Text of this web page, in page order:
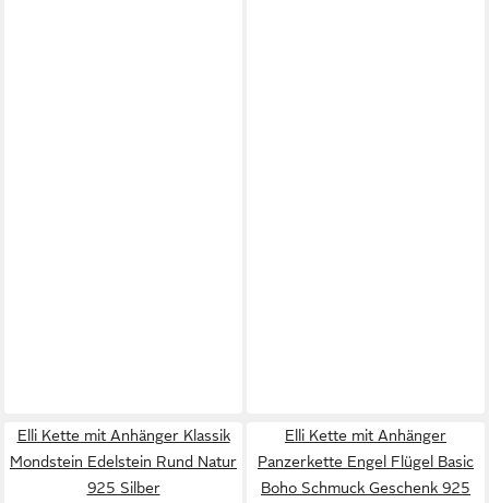
Elli Kette mit Anhänger Klassik
Mondstein Edelstein Rund Natur
925 Silber
Elli Kette mit Anhänger
Panzerkette Engel Flügel Basic
Boho Schmuck Geschenk 925